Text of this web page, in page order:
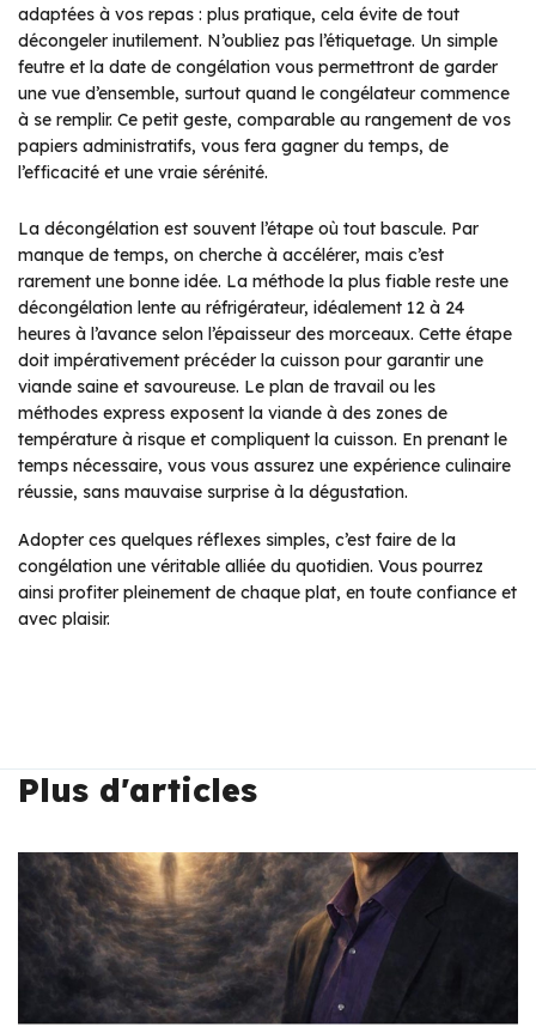
adaptées à vos repas : plus pratique, cela évite de tout
décongeler inutilement. N’oubliez pas l’étiquetage. Un simple
feutre et la date de congélation vous permettront de garder
une vue d’ensemble, surtout quand le congélateur commence
à se remplir. Ce petit geste, comparable au rangement de vos
papiers administratifs, vous fera gagner du temps, de
l’efficacité et une vraie sérénité.
La décongélation est souvent l’étape où tout bascule. Par
manque de temps, on cherche à accélérer, mais c’est
rarement une bonne idée. La méthode la plus fiable reste une
décongélation lente au réfrigérateur, idéalement 12 à 24
heures à l’avance selon l’épaisseur des morceaux. Cette étape
doit impérativement précéder la cuisson pour garantir une
viande saine et savoureuse. Le plan de travail ou les
méthodes express exposent la viande à des zones de
température à risque et compliquent la cuisson. En prenant le
temps nécessaire, vous vous assurez une expérience culinaire
réussie, sans mauvaise surprise à la dégustation.
Adopter ces quelques réflexes simples, c’est faire de la
congélation une véritable alliée du quotidien. Vous pourrez
ainsi profiter pleinement de chaque plat, en toute confiance et
avec plaisir.
Plus d'articles